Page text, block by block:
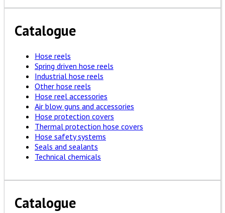
Catalogue
Hose reels
Spring driven hose reels
Industrial hose reels
Other hose reels
Hose reel accessories
Air blow guns and accessories
Hose protection covers
Thermal protection hose covers
Hose safety systems
Seals and sealants
Technical chemicals
Catalogue